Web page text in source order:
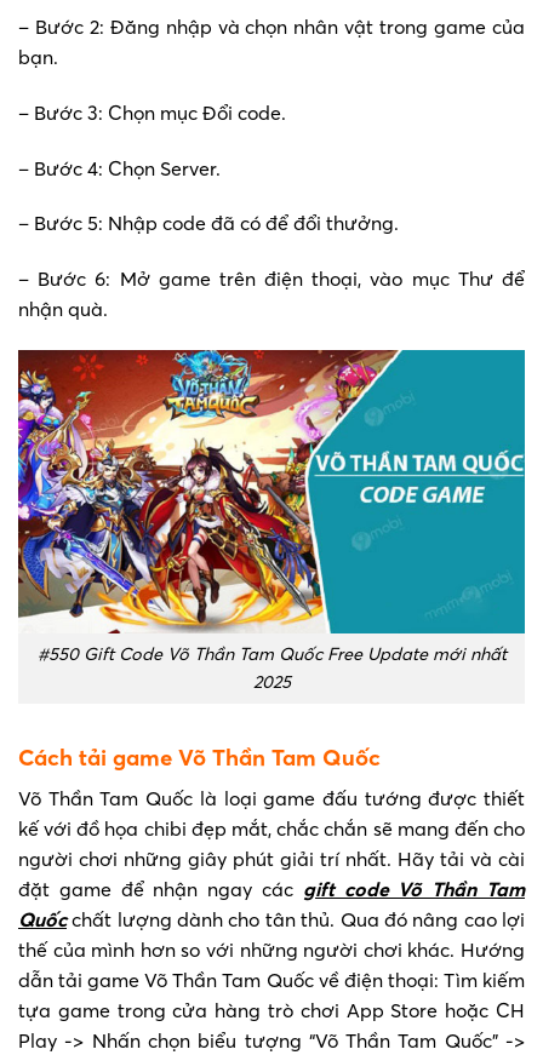
– Bước 2: Đăng nhập và chọn nhân vật trong game của
bạn.
– Bước 3: Chọn mục Đổi code.
– Bước 4: Chọn Server.
– Bước 5: Nhập code đã có để đổi thưởng.
– Bước 6: Mở game trên điện thoại, vào mục Thư để
nhận quà.
#550 Gift Code Võ Thần Tam Quốc Free Update mới nhất
2025
Cách tải game Võ Thần Tam Quốc
Võ Thần Tam Quốc là loại game đấu tướng được thiết
kế với đồ họa chibi đẹp mắt, chắc chắn sẽ mang đến cho
người chơi những giây phút giải trí nhất. Hãy tải và cài
đặt game để nhận ngay các gift code Võ Thần Tam
Quốcchất lượng dành cho tân thủ. Qua đó nâng cao lợi
thế của mình hơn so với những người chơi khác. Hướng
dẫn tải game Võ Thần Tam Quốc về điện thoại: Tìm kiếm
tựa game trong cửa hàng trò chơi App Store hoặc CH
Play -> Nhấn chọn biểu tượng “Võ Thần Tam Quốc” ->